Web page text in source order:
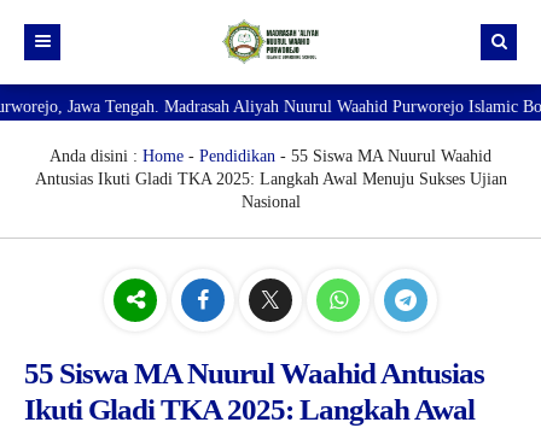
Beranda
Sejarah Berdirinya MA Nuurul Waahid Purworejo
Visi Misi MA Nuurul Waahid Purworejo
Struktur Lembaga
Grafik Lulusan Santri
Pendaftaran Santri Baru Tahun Ajaran 2026-2027
Dokumentasi Akhirusanah
Foto Ikhwan 2025
Hasil Belajar
Data Alumni
Kuesioner
Tengah. Madrasah Aliyah Nuurul Waahid Purworejo Islamic Boarding
Anda disini : Home - Pendidikan - 55 Siswa MA Nuurul Waahid
Antusias Ikuti Gladi TKA 2025: Langkah Awal Menuju Sukses Ujian
Nasional
55 Siswa MA Nuurul Waahid Antusias
Ikuti Gladi TKA 2025: Langkah Awal